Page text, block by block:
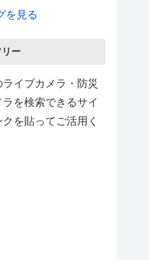
を見る
ー
イブカメラ・防災
を検索できるサイ
を貼ってご活用く